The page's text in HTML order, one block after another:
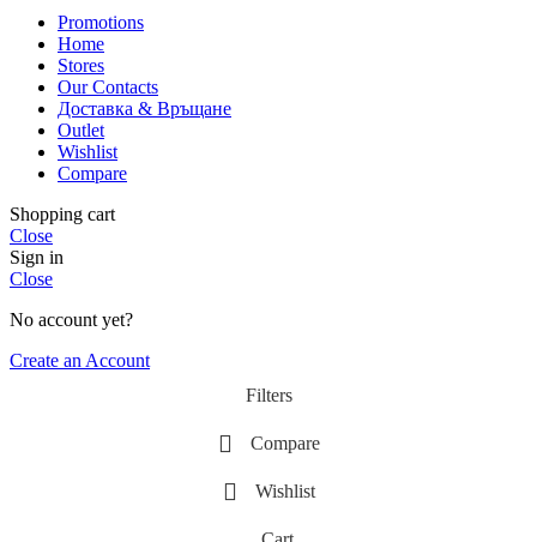
Promotions
Home
Stores
Our Contacts
Доставка & Връщане
Outlet
Wishlist
Compare
Shopping cart
Close
Sign in
Close
No account yet?
Create an Account
Filters
Compare
Wishlist